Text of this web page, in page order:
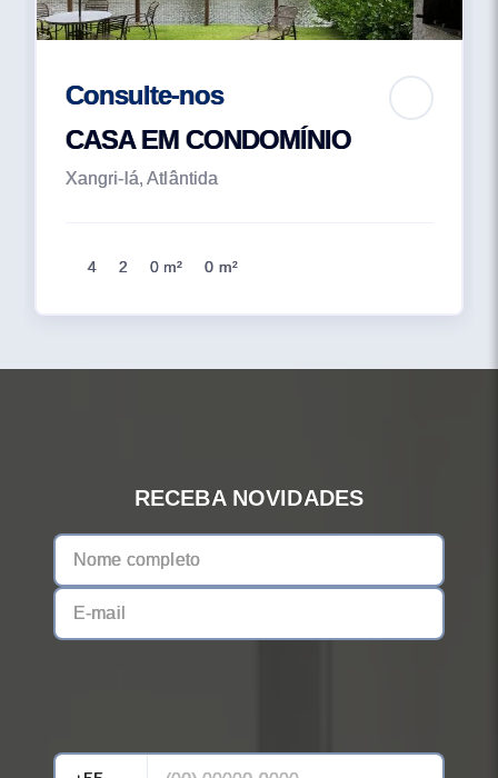
Consulte-nos
CASA EM CONDOMÍNIO
Xangri-lá, Atlântida
4 2 0 m² 0 m²
RECEBA NOVIDADES